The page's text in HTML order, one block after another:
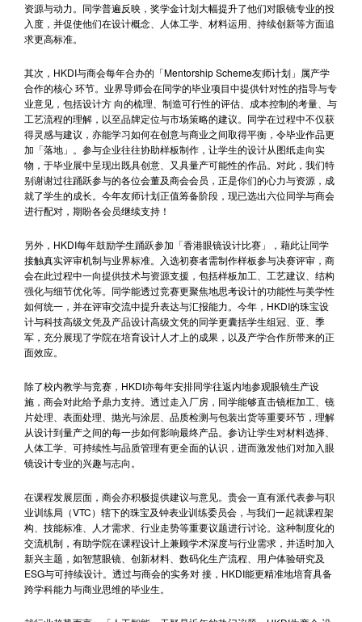
资源与动力。同学普遍反映，奖学金计划大幅提升了他们对眼镜专业的投
入度，并促使他们在设计概念、人体工学、材料运用、持续创新等方面追
求更高标准。
其次，HKDI与商会每年合办的「Mentorship Scheme友师计划」属产学
合作的核心 环节。业界导师会在同学的毕业项目中提供针对性的指导与专
业意见，包括设计方 向的梳理、制造可行性的评估、成本控制的考量、与
工艺流程的理解，以至品牌定位与市场策略的建议。同学在过程中不仅获
得灵感与建议，亦能学习如何在创意与商业之间取得平衡，令毕业作品更
加「落地」。参与企业往往协助样板制作，让学生的设计从图纸走向实
物，于毕业展中呈现出既具创意、又具量产可能性的作品。对此，我们特
别谢谢过往踊跃参与的各位会董及商会会员，正是你们的心力与资源，成
就了学生的成长。今年友师计划正值筹备阶段，现已选出六位同学与商会
进行配对，期盼各会员继续支持！
另外，HKDI每年鼓励学生踊跃参加「香港眼镜设计比赛」，藉此让同学
接触真实评审机制与业界标准。入选初赛者需制作样板参与决赛评审，商
会在此过程中一向提供技术与资源支援，包括样板加工、工艺建议、结构
强化与细节优化等。同学能透过竞赛更聚焦地思考设计的功能性与美学性
如何统一，并在评审交流中提升表达与汇报能力。今年，HKDI的珠宝设
计与科技高级文凭及产品设计高级文凭的同学更囊括学生组冠、亚、季
军，充分展现了学院在培育设计人才上的成果，以及产学合作所带来的正
面效应。
除了校内教学与竞赛，HKDI亦每年安排同学往返内地参观眼镜生产设
施，商会对此给予鼎力支持。透过走入厂房，同学能够直击镜框加工、镜
片处理、表面处理、抛光与涂层、品质检测与包装出货等重要环节，理解
从设计到量产之间的每一步如何影响最终产品。参访让学生对材料选择、
人体工学、可持续性与品质管理有更全面的认识，进而激发他们对加入眼
镜设计专业的兴趣与志向。
在课程发展层面，商会亦积极提供建议与意见。贵会一直有派代表参与职
业训练局（VTC）辖下的珠宝及钟表业训练委员会，与我们一起就课程架
构、技能标准、人才需求、行业走势等重要议题进行讨论。这种制度化的
交流机制，有助学院在课程设计上兼顾学术深度与行业需求，并适时加入
新兴主题，如智慧眼镜、创新材料、数码化生产流程、用户体验研究及
ESG与可持续设计。透过与商会的实务对 接，HKDI能更精准地培育具备
跨学科能力与商业思维的毕业生。